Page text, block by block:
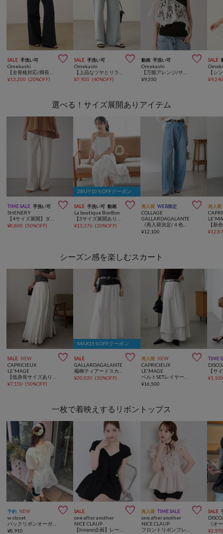
SALE 手洗い可 
Omekashi
¥13,200 (20%OFF)
SALE 手洗い可 
Omekashi
¥7,920 (40%OFF)
動画 手洗い可 
Omekashi
【万能アレンジ/サイズ調整可能】マルチレーススカーフ
¥9,350
SALE
¥
選べる！サイズ展開ありアイテム
TIME SALE 手洗い可 
SHENERY
¥8,800 (50%OFF)
2BUY10％OFFクーポン
SALE 手洗い可 動画 
La boutique BonBon
¥13,376 (20%OFF)
再入荷 WEB限定 
COLLAGE
GALLARDAGALANTE
¥12,100
再入荷
¥
シーズン感を楽しむスカート
SALE NEW 
CAPRICIEUX
LE'MAGE
¥7,150 (50%OFF)
MAX15％OFFクーポン
SALE 
GALLARDAGALANTE
¥20,020 (30%OFF)
再入荷 NEW 
CAPRICIEUX
LE'MAGE
¥16,500
TIME
¥
一枚で着映えするリボントップス
予約 NEW 
w closet
¥8,910
SALE 
one after another
NICE CLAUP
再入荷 TIME SALE 
one after another
NICE CLAUP
SALE
¥